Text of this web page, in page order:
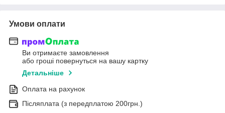
Умови оплати
Ви отримаєте замовлення
або гроші повернуться на вашу картку
Детальніше
Оплата на рахунок
Післяплата (з передплатою 200грн.)